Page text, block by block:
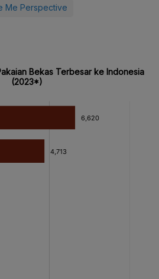
Me Perspective